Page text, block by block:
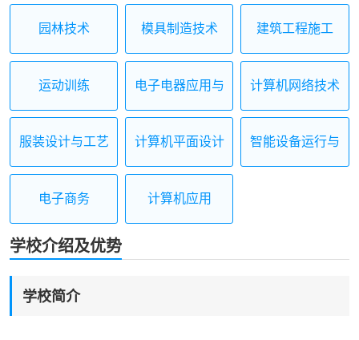
园林技术 模具制造技术 建筑工程施工
运动训练
电子电器应用与
计算机网络技术
服装设计与工艺 计算机平面设计
智能设备运行与
电子商务 计算机应用
学校介绍及优势
学校简介